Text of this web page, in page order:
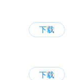
下载
下载